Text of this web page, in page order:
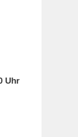
Uhr